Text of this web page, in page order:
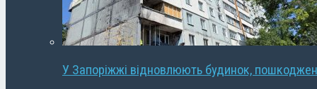
У Запоріжжі відновлюють будинок,